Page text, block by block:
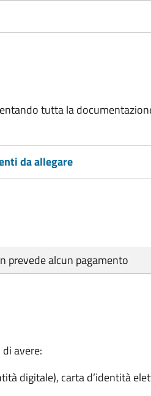
tutta la
da allegare
prevede alcun pagamento
avere:
digitale), carta d’identità